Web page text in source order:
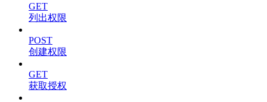
GET
列出权限
POST
创建权限
GET
获取授权